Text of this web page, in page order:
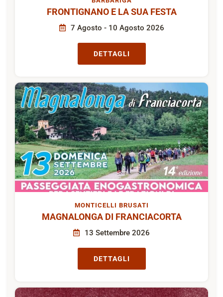
FRONTIGNANO E LA SUA FESTA
7 Agosto - 10 Agosto 2026
DETTAGLI
MONTICELLI BRUSATI
MAGNALONGA DI FRANCIACORTA
13 Settembre 2026
DETTAGLI